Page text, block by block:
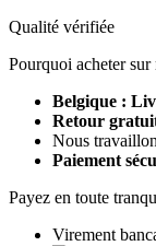
Qualité vérifiée
Pourquoi acheter
Belgique :
Retour
Nous
Paiement
Payez en toute
Virement